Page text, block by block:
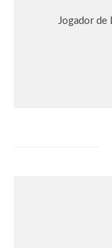
Jogador de
Uma Loja
primeira